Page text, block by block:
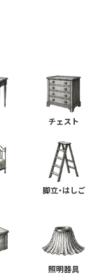
チェスト
脚立・はしご
照明器具